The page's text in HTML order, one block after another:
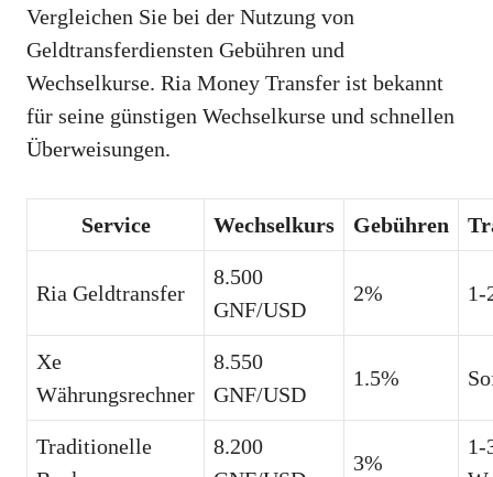
Vergleichen Sie bei der Nutzung von
Geldtransferdiensten Gebühren und
Wechselkurse. Ria Money Transfer ist bekannt
für seine günstigen Wechselkurse und schnellen
Überweisungen.
Service Wechselkurs Gebühren
Ria Geldtransfer
8.500
GNF/USD
2% 1-
Xe
Währungsrechner
8.550
GNF/USD
1.5%
Traditionelle
8.200
3%
1-